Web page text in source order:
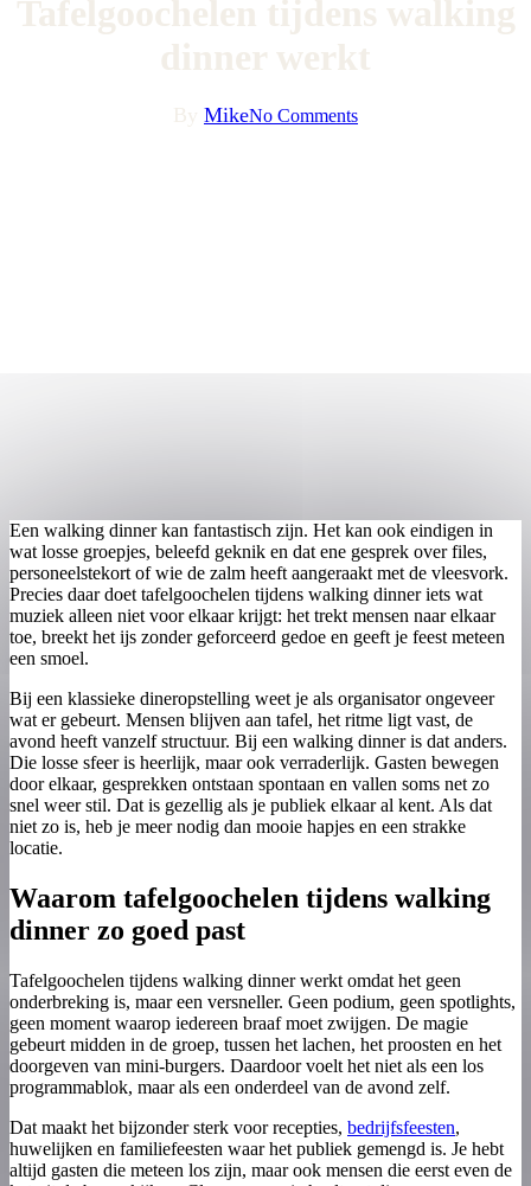
Tafelgoochelen tijdens walking
dinner werkt
By MikeNo Comments
Een walking dinner kan fantastisch zijn. Het kan ook eindigen in
wat losse groepjes, beleefd geknik en dat ene gesprek over files,
personeelstekort of wie de zalm heeft aangeraakt met de vleesvork.
Precies daar doet tafelgoochelen tijdens walking dinner iets wat
muziek alleen niet voor elkaar krijgt: het trekt mensen naar elkaar
toe, breekt het ijs zonder geforceerd gedoe en geeft je feest meteen
een smoel.
Bij een klassieke dineropstelling weet je als organisator ongeveer
wat er gebeurt. Mensen blijven aan tafel, het ritme ligt vast, de
avond heeft vanzelf structuur. Bij een walking dinner is dat anders.
Die losse sfeer is heerlijk, maar ook verraderlijk. Gasten bewegen
door elkaar, gesprekken ontstaan spontaan en vallen soms net zo
snel weer stil. Dat is gezellig als je publiek elkaar al kent. Als dat
niet zo is, heb je meer nodig dan mooie hapjes en een strakke
locatie.
Waarom tafelgoochelen tijdens walking
dinner zo goed past
Tafelgoochelen tijdens walking dinner werkt omdat het geen
onderbreking is, maar een versneller. Geen podium, geen spotlights,
geen moment waarop iedereen braaf moet zwijgen. De magie
gebeurt midden in de groep, tussen het lachen, het proosten en het
doorgeven van mini-burgers. Daardoor voelt het niet als een los
programmablok, maar als een onderdeel van de avond zelf.
Dat maakt het bijzonder sterk voor recepties, bedrijfsfeesten,
huwelijken en familiefeesten waar het publiek gemengd is. Je hebt
altijd gasten die meteen los zijn, maar ook mensen die eerst even de